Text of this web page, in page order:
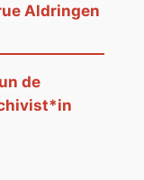
Aldringen
de